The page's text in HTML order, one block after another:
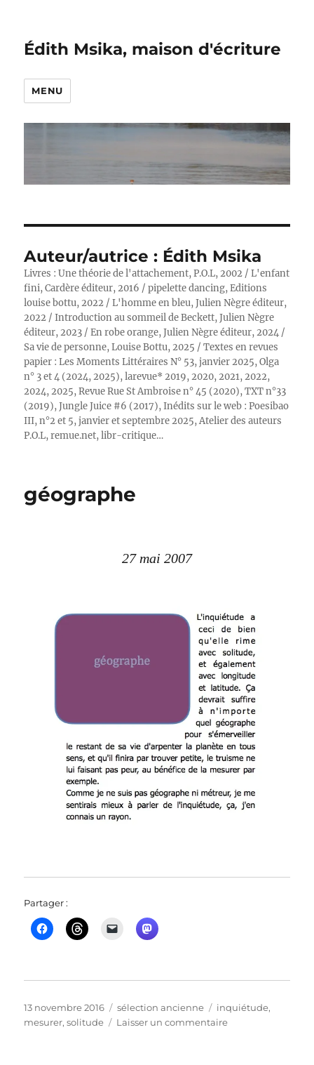
Édith Msika, maison d'écriture
MENU
Auteur/autrice : Édith Msika
Livres : Une théorie de l'attachement, P.O.L, 2002 / L'enfant
fini, Cardère éditeur, 2016 / pipelette dancing, Editions
louise bottu, 2022 / L'homme en bleu, Julien Nègre éditeur,
2022 / Introduction au sommeil de Beckett, Julien Nègre
éditeur, 2023 / En robe orange, Julien Nègre éditeur, 2024 /
Sa vie de personne, Louise Bottu, 2025 / Textes en revues
papier : Les Moments Littéraires N° 53, janvier 2025, Olga
n° 3 et 4 (2024, 2025), larevue* 2019, 2020, 2021, 2022,
2024, 2025, Revue Rue St Ambroise n° 45 (2020), TXT n°33
(2019), Jungle Juice #6 (2017), Inédits sur le web : Poesibao
III, n°2 et 5, janvier et septembre 2025, Atelier des auteurs
P.O.L, remue.net, libr-critique…
géographe
27 mai 2007
Partager :
Publié
le
13 novembre 2016 Catégories
sélection ancienne Étiquettes
inquiétude,
mesurer,solitude Laisser un commentairesur